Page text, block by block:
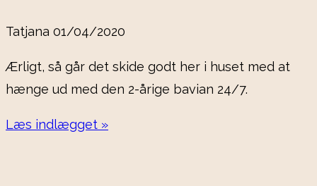
Tatjana 01/04/2020
Ærligt, så går det skide godt her i huset med at
hænge ud med den 2-årige bavian 24/7.
Læs indlægget »